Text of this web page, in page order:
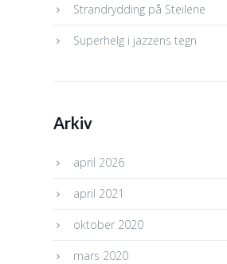
Strandrydding på Steilene
Superhelg i jazzens tegn
Arkiv
april 2026
april 2021
oktober 2020
mars 2020